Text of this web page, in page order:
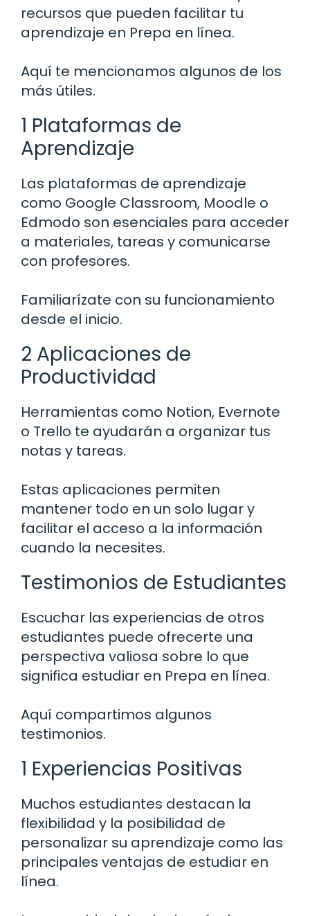
recursos que pueden facilitar tu
aprendizaje en Prepa en línea.
Aquí te mencionamos algunos de los
más útiles.
1 Plataformas de
Aprendizaje
Las plataformas de aprendizaje
como Google Classroom, Moodle o
Edmodo son esenciales para acceder
a materiales, tareas y comunicarse
con profesores.
Familiarízate con su funcionamiento
desde el inicio.
2 Aplicaciones de
Productividad
Herramientas como Notion, Evernote
o Trello te ayudarán a organizar tus
notas y tareas.
Estas aplicaciones permiten
mantener todo en un solo lugar y
facilitar el acceso a la información
cuando la necesites.
Testimonios de Estudiantes
Escuchar las experiencias de otros
estudiantes puede ofrecerte una
perspectiva valiosa sobre lo que
significa estudiar en Prepa en línea.
Aquí compartimos algunos
testimonios.
1 Experiencias Positivas
Muchos estudiantes destacan la
flexibilidad y la posibilidad de
personalizar su aprendizaje como las
principales ventajas de estudiar en
línea.